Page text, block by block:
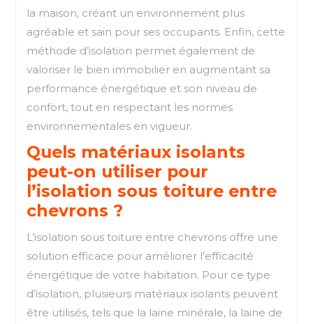
la maison, créant un environnement plus
agréable et sain pour ses occupants. Enfin, cette
méthode d’isolation permet également de
valoriser le bien immobilier en augmentant sa
performance énergétique et son niveau de
confort, tout en respectant les normes
environnementales en vigueur.
Quels matériaux isolants
peut-on utiliser pour
l’isolation sous toiture entre
chevrons ?
L’isolation sous toiture entre chevrons offre une
solution efficace pour améliorer l’efficacité
énergétique de votre habitation. Pour ce type
d’isolation, plusieurs matériaux isolants peuvent
être utilisés, tels que la laine minérale, la laine de